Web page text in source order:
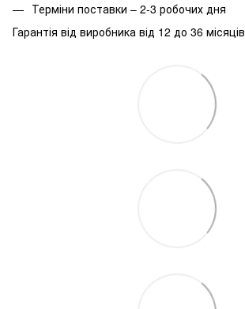
Терміни поставки – 2-3 робочих дня
Гарантія від виробника від 12 до 36 місяців